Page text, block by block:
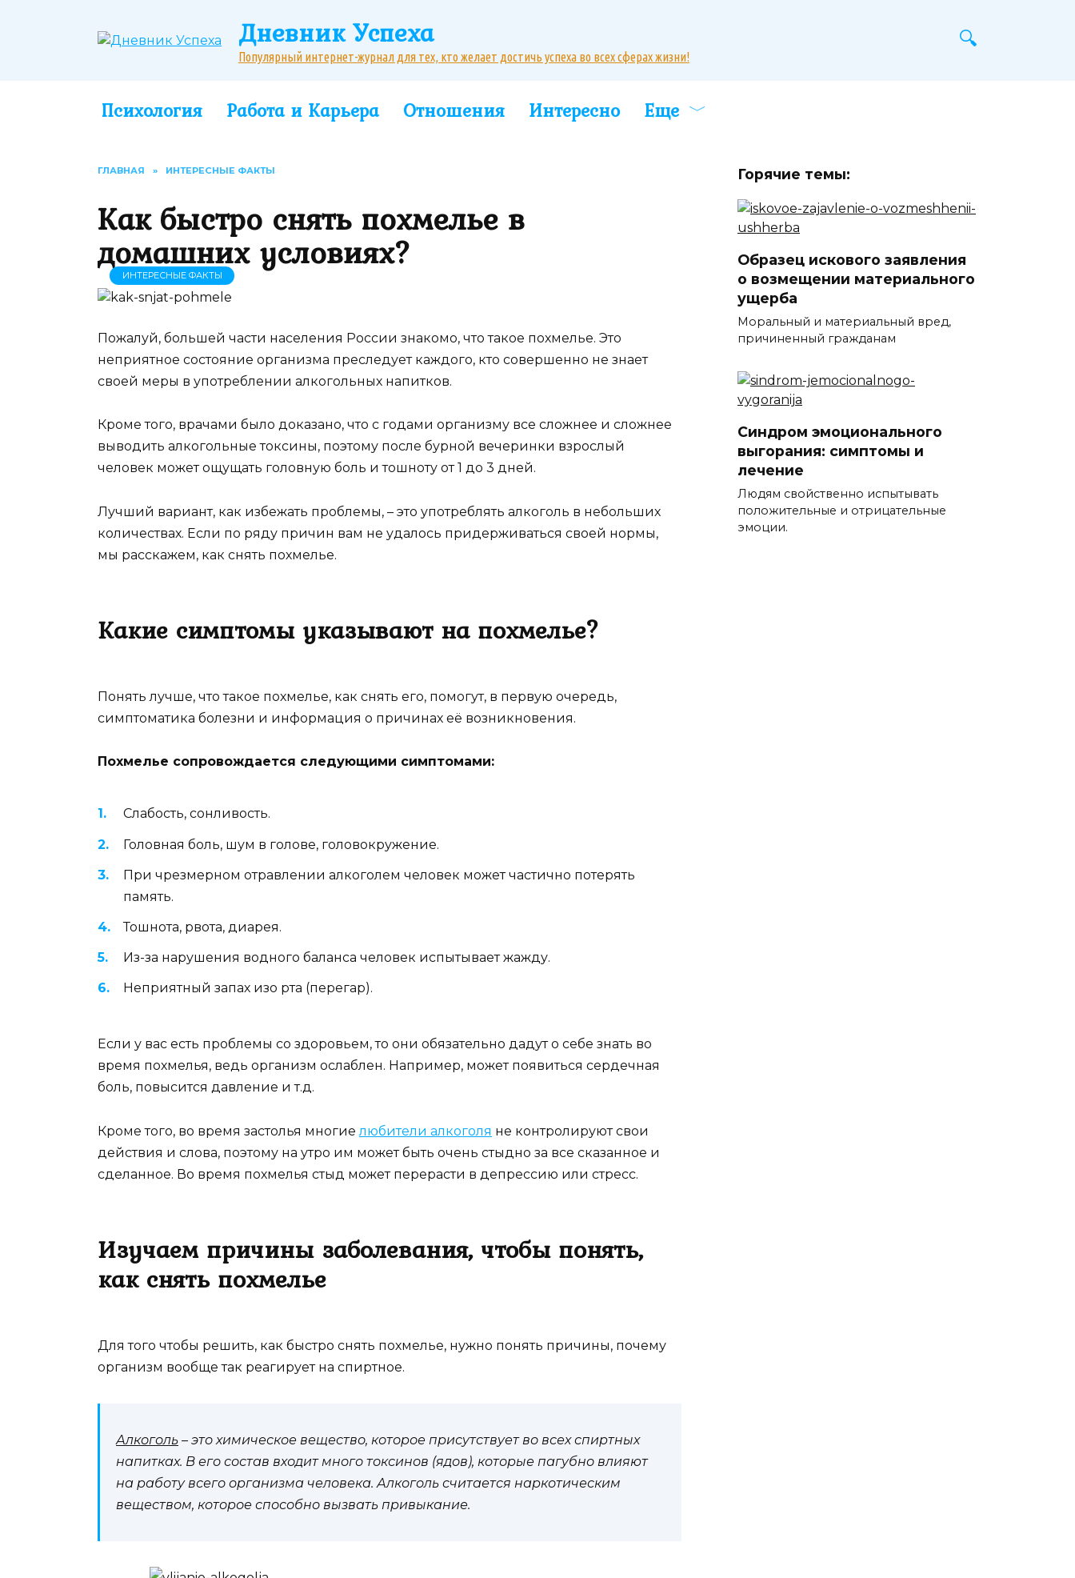
Дневник Успеха
Популярный интернет-журнал для тех, кто желает достичь успеха во всех сферах жизни!
Психология Работа и Карьера Отношения Интересно Еще
ГЛАВНАЯ » ИНТЕРЕСНЫЕ ФАКТЫ
Как быстро снять похмелье в
домашних условиях?
ИНТЕРЕСНЫЕ ФАКТЫ
Пожалуй, большей части населения России знакомо, что такое похмелье. Это
неприятное состояние организма преследует каждого, кто совершенно не знает
своей меры в употреблении алкогольных напитков.
Кроме того, врачами было доказано, что с годами организму все сложнее и сложнее
выводить алкогольные токсины, поэтому после бурной вечеринки взрослый
человек может ощущать головную боль и тошноту от 1 до 3 дней.
Лучший вариант, как избежать проблемы, – это употреблять алкоголь в небольших
количествах. Если по ряду причин вам не удалось придерживаться своей нормы,
мы расскажем, как снять похмелье.
Какие симптомы указывают на похмелье?
Понять лучше, что такое похмелье, как снять его, помогут, в первую очередь,
симптоматика болезни и информация о причинах её возникновения.
Похмелье сопровождается следующими симптомами:
Слабость, сонливость.
Головная боль, шум в голове, головокружение.
При чрезмерном отравлении алкоголем человек может частично потерять
память.
Тошнота, рвота, диарея.
Из-за нарушения водного баланса человек испытывает жажду.
Неприятный запах изо рта (перегар).
Если у вас есть проблемы со здоровьем, то они обязательно дадут о себе знать во
время похмелья, ведь организм ослаблен. Например, может появиться сердечная
боль, повысится давление и т.д.
Кроме того, во время застолья многие любители алкоголя не контролируют свои
действия и слова, поэтому на утро им может быть очень стыдно за все сказанное и
сделанное. Во время похмелья стыд может перерасти в депрессию или стресс.
Изучаем причины заболевания, чтобы понять,
как снять похмелье
Для того чтобы решить, как быстро снять похмелье, нужно понять причины, почему
организм вообще так реагирует на спиртное.
Алкоголь – это химическое вещество, которое присутствует во всех спиртных
напитках. В его состав входит много токсинов (ядов), которые пагубно влияют
на работу всего организма человека. Алкоголь считается наркотическим
веществом, которое способно вызвать привыкание.
Горячие темы:
Образец искового заявления
о возмещении материального
ущерба
Моральный и материальный вред,
причиненный гражданам
Синдром эмоционального
выгорания: симптомы и
лечение
Людям свойственно испытывать
положительные и отрицательные
эмоции.